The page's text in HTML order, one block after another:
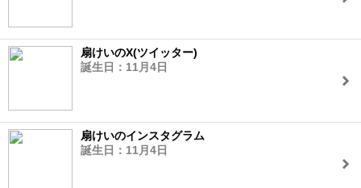
扇けいのX(ツイッター)
誕生日：11月4日
扇けいのインスタグラム
誕生日：11月4日